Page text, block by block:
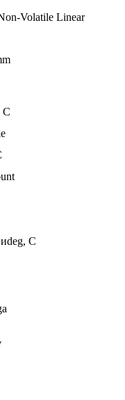
Volatile Linear
C
C